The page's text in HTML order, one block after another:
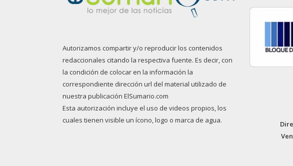
Autorizamos compartir y/o reproducir los contenidos
redaccionales citando la respectiva fuente. Es decir, con
la condición de colocar en la información la
correspondiente dirección url del material utilizado de
nuestra publicación ElSumario.com
Esta autorización incluye el uso de videos propios, los
cuales tienen visible un ícono, logo o marca de agua.